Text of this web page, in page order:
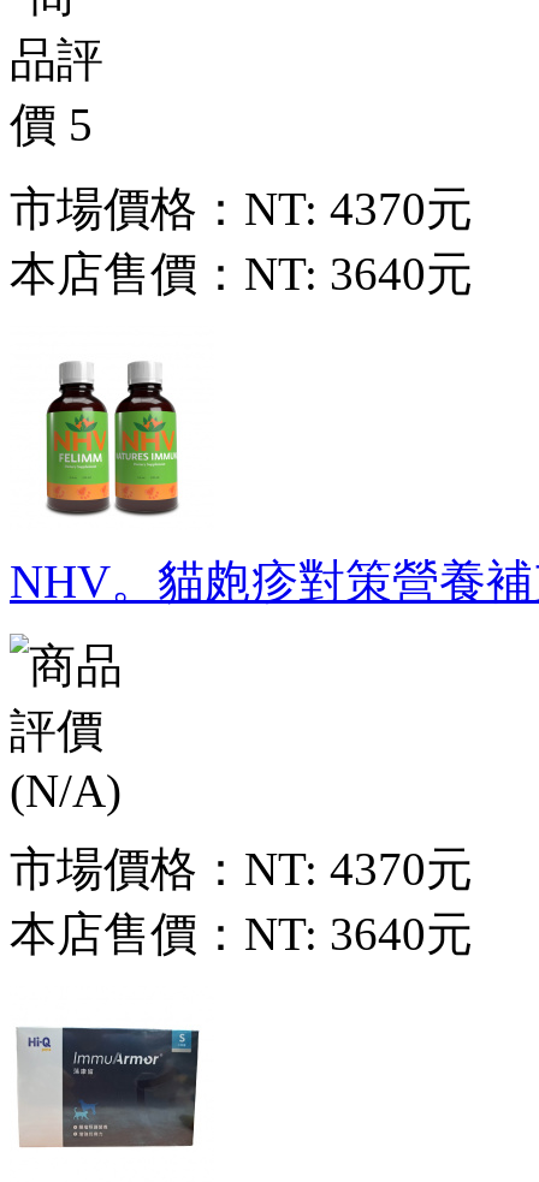
市場價格： NT: 4370元
本店售價： NT: 3640元
NHV。貓皰疹對策營養
市場價格： NT: 4370元
本店售價： NT: 3640元